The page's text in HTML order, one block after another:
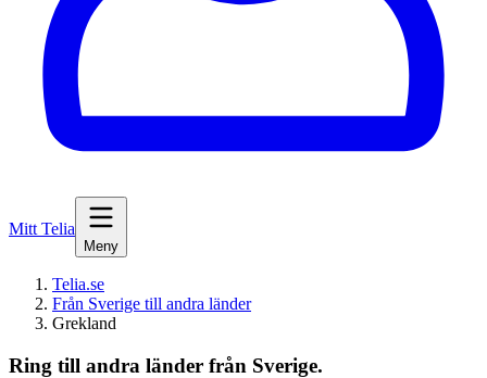
Mitt Telia
Meny
Telia.se
Från Sverige till andra länder
Grekland
Ring till andra länder från Sverige.